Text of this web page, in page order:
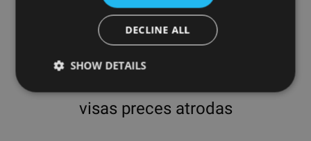
garantijas
servisu
visas preces atrodas
DECLINE ALL
SHOW DETAILS